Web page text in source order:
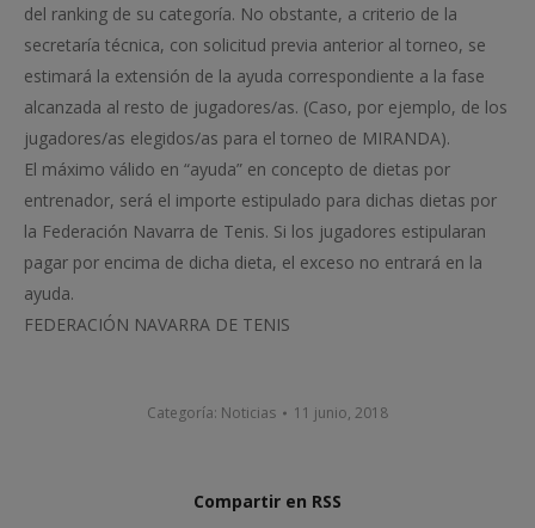
del ranking de su categoría. No obstante, a criterio de la
secretaría técnica, con solicitud previa anterior al torneo, se
estimará la extensión de la ayuda correspondiente a la fase
alcanzada al resto de jugadores/as. (Caso, por ejemplo, de los
jugadores/as elegidos/as para el torneo de MIRANDA).
El máximo válido en “ayuda” en concepto de dietas por
entrenador, será el importe estipulado para dichas dietas por
la Federación Navarra de Tenis. Si los jugadores estipularan
pagar por encima de dicha dieta, el exceso no entrará en la
ayuda.
FEDERACIÓN NAVARRA DE TENIS
Categoría: Noticias 11 junio, 2018
Compartir en RSS